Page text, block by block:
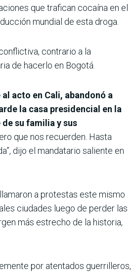
que trafican cocaína en el
mundial de esta droga.
contrario a la
de hacerlo en Bogotá.
acto en Cali, abandonó a
la casa presidencial en la
su familia y sus
que nos recuerden. Hasta
dijo el mandatario saliente en
a protestas este mismo
ciudades luego de perder las
más estrecho de la historia,
por atentados guerrilleros,